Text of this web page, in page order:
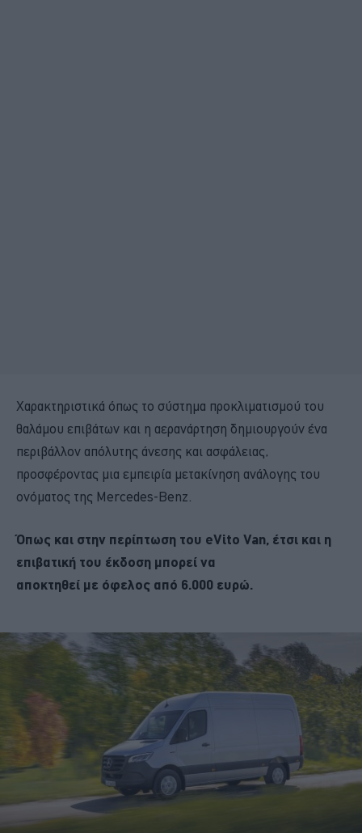
Χαρακτηριστικά όπως το σύστημα προκλιματισμού του
θαλάμου επιβάτων και η αερανάρτηση δημιουργούν ένα
περιβάλλον απόλυτης άνεσης και ασφάλειας,
προσφέροντας μια εμπειρία μετακίνηση ανάλογης του
ονόματος της Mercedes-Benz.
Όπως και στην περίπτωση του eVito Van, έτσι και η
επιβατική του έκδοση μπορεί να
αποκτηθεί με όφελος από 6.000 ευρώ.